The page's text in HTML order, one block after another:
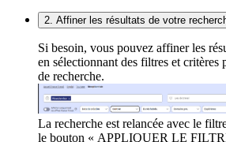
2. Affiner les résultats de votre
Si besoin, vous pouvez affiner les
en sélectionnant des filtres et critères
de recherche.
La recherche est relancée avec le
le bouton « APPLIQUER LE